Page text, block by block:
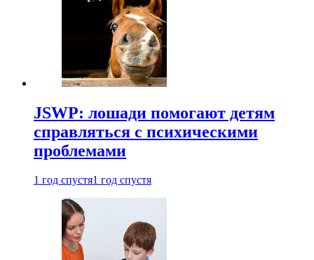
JSWP: лошади помогают детям
справляться с психическими
проблемами
1 год спустя1 год спустя